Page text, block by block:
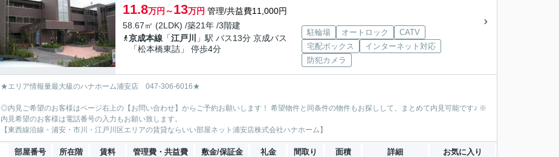
11.8万円～13万円 管理/共益費11,000円
58.67㎡ (2LDK) /築21年 /3階建
京成本線 「江戸川
」駅 バス13分 京成バス
「松本橋東詰」 停歩4分
駐輪場 オートロック
CATV
宅配ボックス
インターネット対応
防犯カメラ
★エリア情報量最大級のハナホーム浦安店 047-306-6016★
◎内見ご希望のお客様はページ右上の【お問い合わせ】からご予約お願いします！ 希望物件と同条件の物件もお探しして、まとめて内見可能です♪ ※
内見希望のお客様は電話番号の入力もお願い致します。
【東西線沿線・浦安・市川・江戸川区エリアの賃貸ならいい部屋ネット浦安店株式会社ハナホーム】
部屋番号 所在階 賃料 管理費・共益費 敷金/保証金 礼金 間取り 面積 詳細 お気に入り